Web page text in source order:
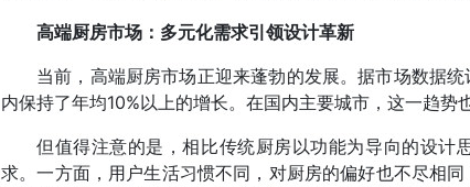
高端厨房市场：多元化需求引领设计革新
当前，高端厨房市场正迎来蓬勃的发展。据市场数据
内保持了年均10%以上的增长。在国内主要城市，这一趋势
但值得注意的是，相比传统厨房以功能为导向的设计
求。一方面，用户生活习惯不同，对厨房的偏好也不尽相